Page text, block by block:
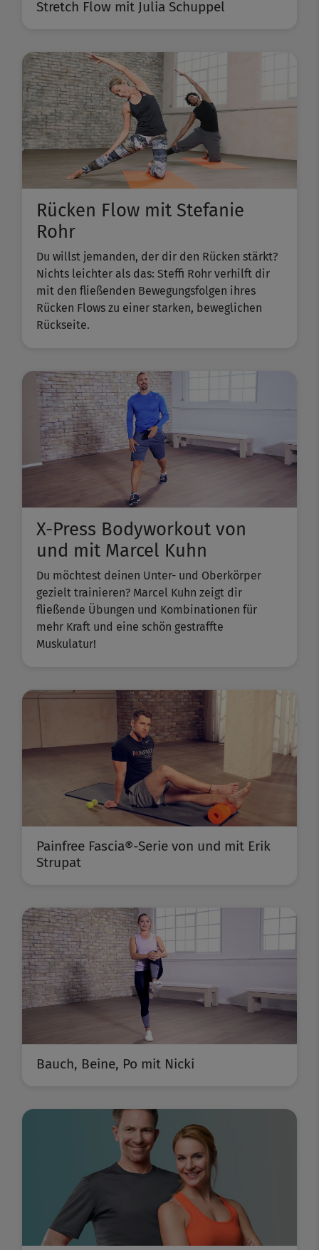
Stretch Flow mit Julia Schuppel
Rücken Flow mit Stefanie
Rohr
Du willst jemanden, der dir den Rücken stärkt?
Nichts leichter als das: Steffi Rohr verhilft dir
mit den fließenden Bewegungsfolgen ihres
Rücken Flows zu einer starken, beweglichen
Rückseite.
X-Press Bodyworkout von
und mit Marcel Kuhn
Du möchtest deinen Unter- und Oberkörper
gezielt trainieren? Marcel Kuhn zeigt dir
fließende Übungen und Kombinationen für
mehr Kraft und eine schön gestraffte
Muskulatur!
Painfree Fascia®-Serie von und mit Erik
Strupat
Bauch, Beine, Po mit Nicki